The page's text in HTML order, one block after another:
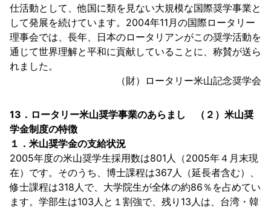
仕活動として、他国に類を見ない大規模な国際奨学事業と
して発展を続けています。2004年11月の国際ロータリー
理事会では、長年、日本のロータリアンがこの奨学活動を
通じて世界理解と平和に貢献していることに、称賛が送ら
れました。
（財）ロータリー米山記念奨学会
13．ロータリー米山奨学事業のあらまし （２）米山奨
学金制度の特徴
１．米山奨学金の支給状況
2005年度の米山奨学生採用数は801人（2005年４月末現
在）です。そのうち、博士課程は367人（延長者含む）、
修士課程は318人で、大学院生が全体の約86％を占めてい
ます。学部生は103人と１割強で、残り13人は、台湾・韓